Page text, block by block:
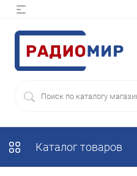
Каталог товаров